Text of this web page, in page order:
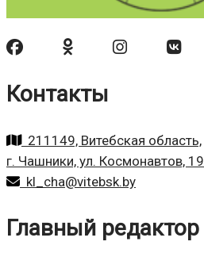
Контакты
211149, Витебская область,
г. Чашники, ул. Космонавтов, 19
kl_cha@vitebsk.by
Главный редактор